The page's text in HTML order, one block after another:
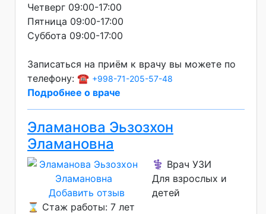
Четверг 09:00-17:00
Пятница 09:00-17:00
Суббота 09:00-17:00
Записаться на приём к врачу вы можете по
телефону: ☎️ +998-71-205-57-48
Подробнее о враче
Эламанова Эьзозхон
Эламановна
Добавить отзыв
⚕️ Врач УЗИ
Для взрослых и
детей
⌛ Стаж работы: 7 лет